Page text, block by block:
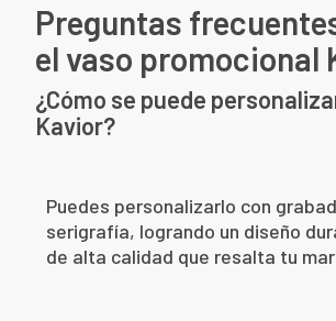
Preguntas
el vaso promocional
¿Cómo se puede
Kavior?
Puedes personalizarlo con
serigrafía, logrando un diseño
de alta calidad que resalta tu